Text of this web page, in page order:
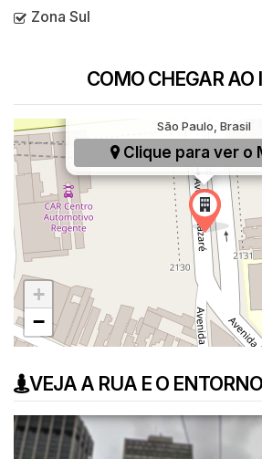
Zona Sul
COMO CHEGAR AO
Avenida Nazaré, 2118, Ipiranga,
São Paulo, Brasil
Clique para ver o
+
−
VEJA A RUA E O